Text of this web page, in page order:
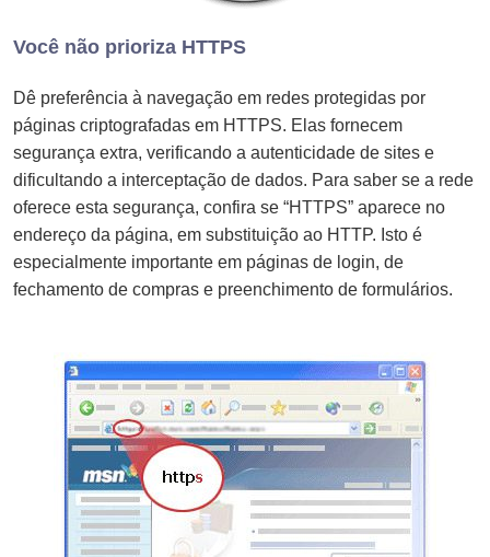
Você não prioriza HTTPS
Dê preferência à navegação em redes protegidas por
páginas criptografadas em HTTPS. Elas fornecem
segurança extra, verificando a autenticidade de sites e
dificultando a interceptação de dados. Para saber se a rede
oferece esta segurança, confira se “HTTPS” aparece no
endereço da página, em substituição ao HTTP. Isto é
especialmente importante em páginas de login, de
fechamento de compras e preenchimento de formulários.